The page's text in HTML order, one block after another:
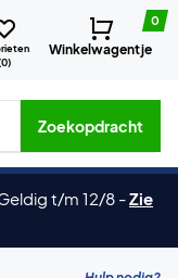
0)
0
Winkelwagentje
etc.
Zoekopdracht
t/m 12/8 -Zie